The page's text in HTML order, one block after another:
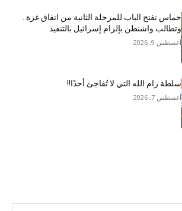
حماس تفتح الباب للمرحلة الثانية من اتفاق غزة..
وتطالب واشنطن بإلزام إسرائيل بالتنفيذ
أغسطس 9, 2026
سلطة رام الله التي لا تُفاجئ أحدًا!!
أغسطس 7, 2026